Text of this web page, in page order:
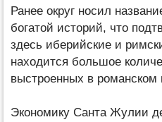
Ранее округ носил
богатой историй, что
здесь иберийские и
находится большое
выстроенных в романском
Экономику Санта Жулии